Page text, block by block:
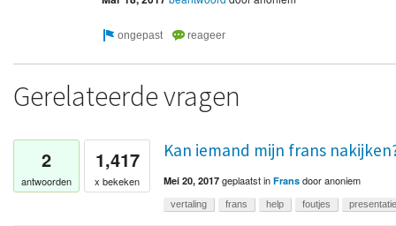
Gerelateerde vragen
2
antwoorden
1,417
x bekeken
Kan iemand mijn frans
Mei 20, 2017 geplaatstin Frans dooranoniem
vertaling frans help foutjes presentatie